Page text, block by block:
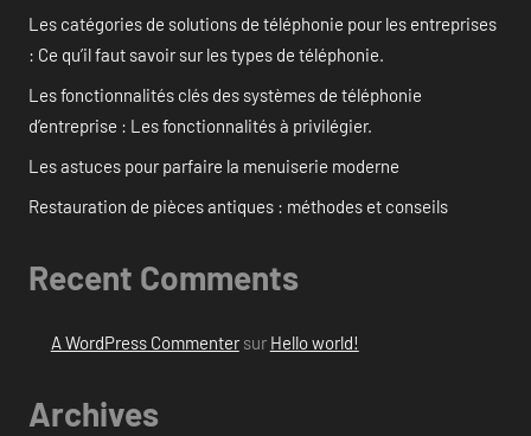
Les catégories de solutions de téléphonie pour les entreprises
: Ce qu’il faut savoir sur les types de téléphonie.
Les fonctionnalités clés des systèmes de téléphonie
d’entreprise : Les fonctionnalités à privilégier.
Les astuces pour parfaire la menuiserie moderne
Restauration de pièces antiques : méthodes et conseils
Recent Comments
A WordPress Commentersur Hello world!
Archives